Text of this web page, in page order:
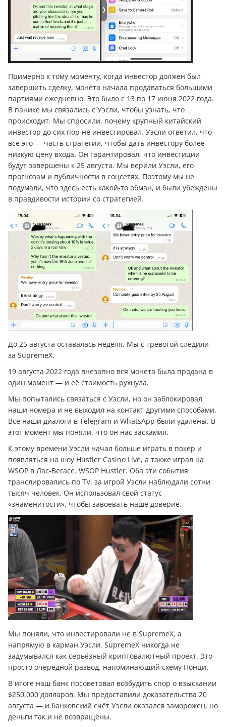
Примерно к тому моменту, когда инвестор должен был
завершить сделку, монета начала продаваться большими
партиями ежедневно. Это было с 13 по 17 июня 2022 года.
В панике мы связались с Уэсли, чтобы узнать, что
происходит. Мы спросили, почему крупный китайский
инвестор до сих пор не инвестировал. Уэсли ответил, что
все это — часть стратегии, чтобы дать инвестору более
низкую цену входа. Он гарантировал, что инвестиции
будут завершены к 25 августа. Мы верили Уэсли, его
прогнозам и публичности в соцсетях. Поэтому мы не
подумали, что здесь есть какой-то обман, и были убеждены
в правдивости истории со стратегией.
До 25 августа оставалась неделя. Мы с тревогой следили
за SupremeX.
19 августа 2022 года внезапно вся монета была продана в
один момент — и её стоимость рухнула.
Мы попытались связаться с Уэсли, но он заблокировал
наши номера и не выходил на контакт другими способами.
Все наши диалоги в Telegram и WhatsApp были удалены. В
этот момент мы поняли, что он нас заскамил.
К этому времени Уэсли начал больше играть в покер и
появляться на шоу Hustler Casino Live, а также играл на
WSOP в Лас-Вегасе. WSOP Hustler. Оба эти события
транслировались по TV, за игрой Уэсли наблюдали сотни
тысяч человек. Он использовал свой статус
«знаменитости», чтобы завоевать наше доверие.
Мы поняли, что инвестировали не в SupremeX, а
напрямую в карман Уэсли. SupremeX никогда не
задумывался как серьёзный криптовалютный проект. Это
просто очередной развод, напоминающий схему Понци.
В итоге наш банк посоветовал возбудить спор о взыскании
$250,000 долларов. Мы предоставили доказательства 20
августа — и банковский счёт Уэсли оказался заморожен, но
деньги так и не возвращены.